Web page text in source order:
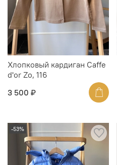
Хлопковый кардиган Caffe
d'or Zo, 116
3 500 ₽
-53%